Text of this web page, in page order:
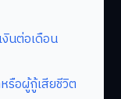
นต่อเดือน
อผู้กู้เสียชีวิต